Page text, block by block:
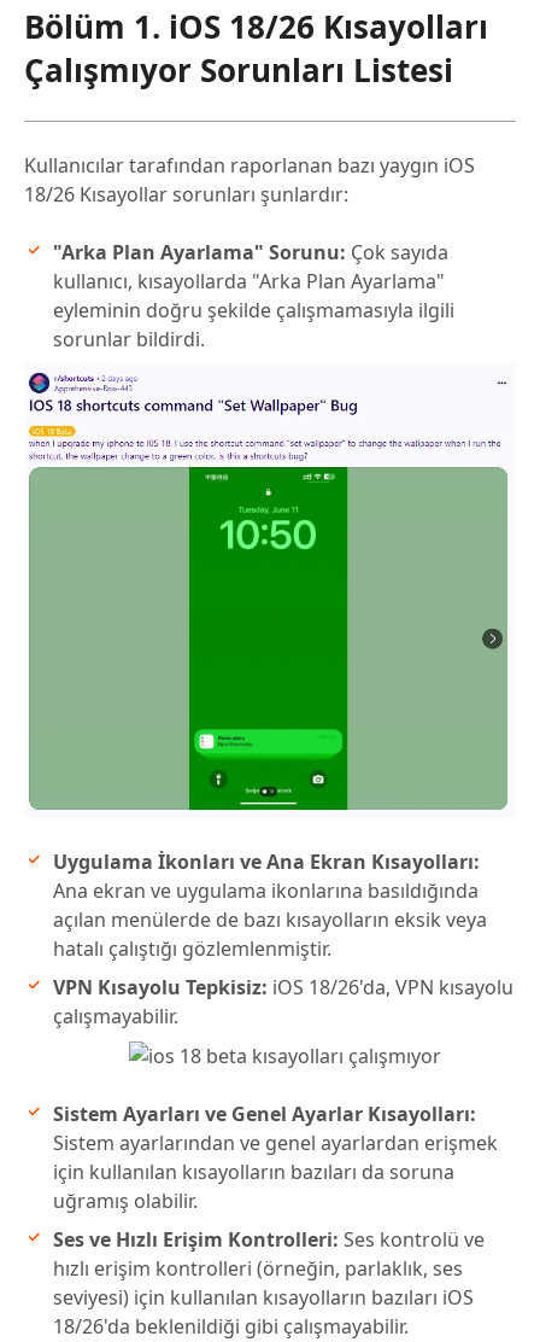
Bölüm 1. iOS 18/26 Kısayolları
Çalışmıyor Sorunları Listesi
Kullanıcılar tarafından raporlanan bazı yaygın iOS
18/26 Kısayollar sorunları şunlardır:
"Arka Plan Ayarlama" Sorunu: Çok sayıda
kullanıcı, kısayollarda "Arka Plan Ayarlama"
eyleminin doğru şekilde çalışmamasıyla ilgili
sorunlar bildirdi.
Uygulama İkonları ve Ana Ekran Kısayolları:
Ana ekran ve uygulama ikonlarına basıldığında
açılan menülerde de bazı kısayolların eksik veya
hatalı çalıştığı gözlemlenmiştir.
VPN Kısayolu Tepkisiz: iOS 18/26'da, VPN kısayolu
çalışmayabilir.
Sistem Ayarları ve Genel Ayarlar Kısayolları:
Sistem ayarlarından ve genel ayarlardan erişmek
için kullanılan kısayolların bazıları da soruna
uğramış olabilir.
Ses ve Hızlı Erişim Kontrolleri: Ses kontrolü ve
hızlı erişim kontrolleri (örneğin, parlaklık, ses
seviyesi) için kullanılan kısayolların bazıları iOS
18/26'da beklenildiği gibi çalışmayabilir.